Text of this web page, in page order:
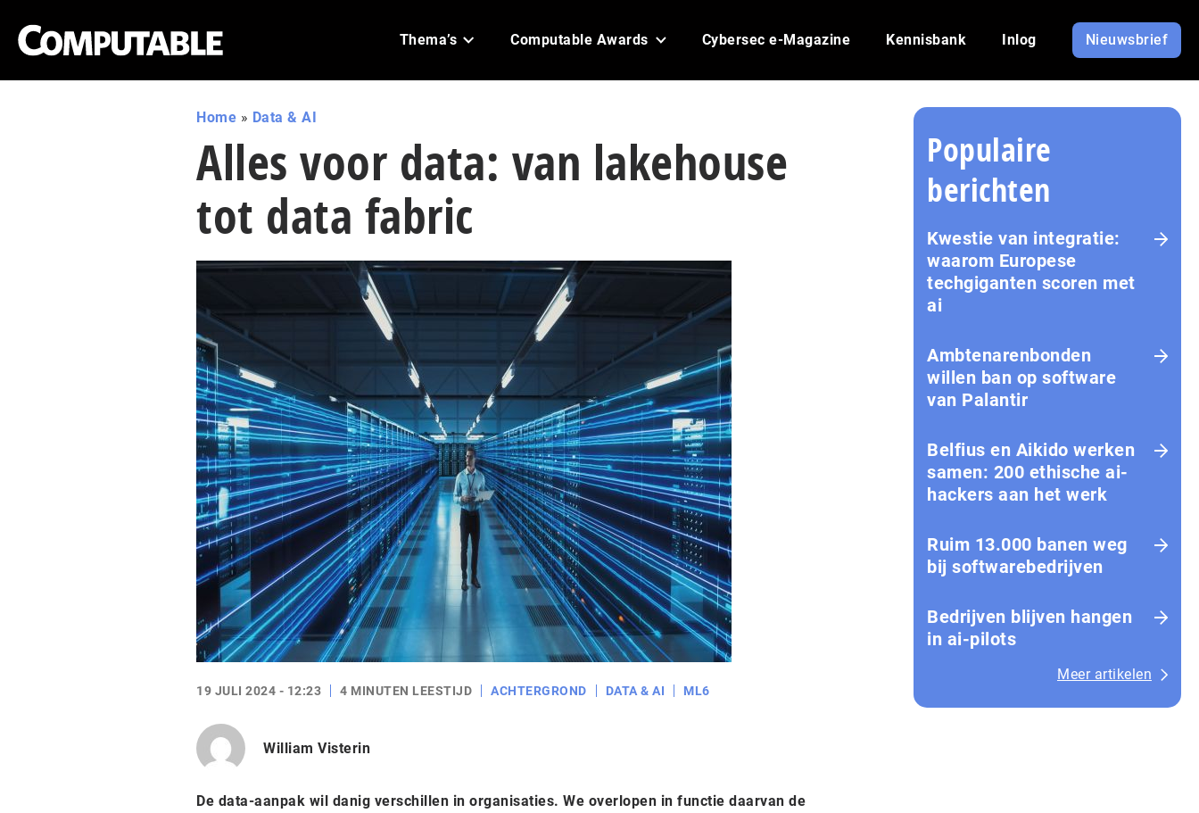
Thema’s Computable Awards Cybersec e-Magazine Kennisbank Inlog Nieuwsbrief
Home » Data & AI
Alles voor data: van lakehouse
tot data fabric
19 JULI 2024 - 12:23 4 MINUTEN LEESTIJD ACHTERGROND DATA & AI ML6
William Visterin
De data-aanpak wil danig verschillen in organisaties. We overlopen in functie daarvan de
Populaire
berichten
Kwestie van integratie:
waarom Europese
techgiganten scoren met
ai
Amb­te­na­ren­bon­den
willen ban op software
van Palantir
Belfius en Aikido werken
samen: 200 ethische ai-
hackers aan het werk
Ruim 13.000 banen weg
bij softwarebedrijven
Bedrijven blijven hangen
in ai-pilots
Meer artikelen